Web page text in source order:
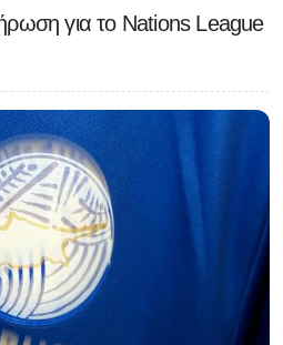
για το Nations League